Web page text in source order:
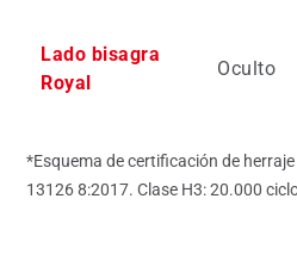
Lado bisagra
Royal
Oculto
*Esquema de certificación de
13126 8:2017. Clase H3: 20.000